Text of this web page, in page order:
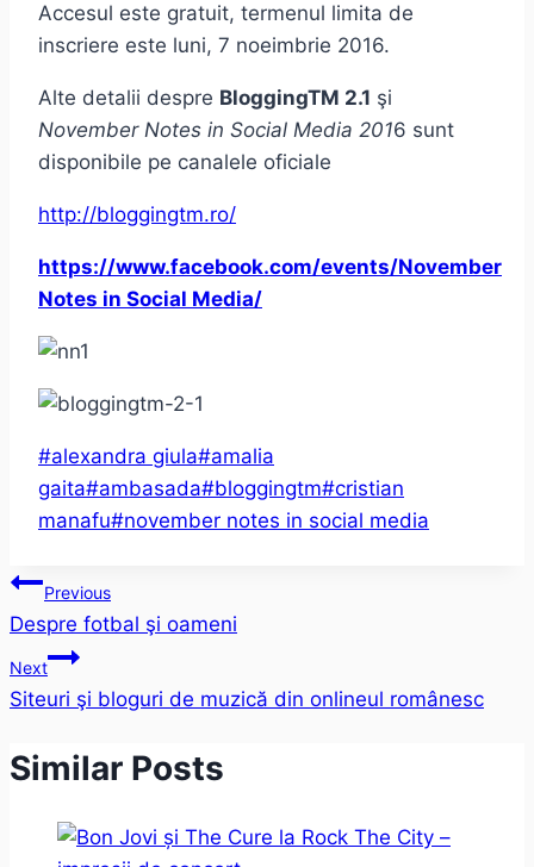
Accesul este gratuit, termenul limita de
inscriere este luni, 7 noeimbrie 2016.
Alte detalii despre BloggingTM 2.1 şi
November Notes in Social Media 2016 sunt
disponibile pe canalele oficiale
http://bloggingtm.ro/
https://www.facebook.com/events/November
Notes in Social Media/
Post
Tags:
#alexandra giula#amalia
gaita#ambasada#bloggingtm#cristian
manafu#november notes in social media
Post
navigation
Previous
Despre fotbal şi oameni
Next
Siteuri şi bloguri de muzică din onlineul românesc
Similar Posts